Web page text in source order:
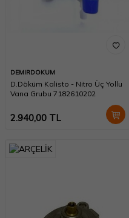
DEMIRDOKUM
D.Döküm Kalisto - Nitro Üç Yollu
Vana Grubu 7182610202
2.940,00 TL